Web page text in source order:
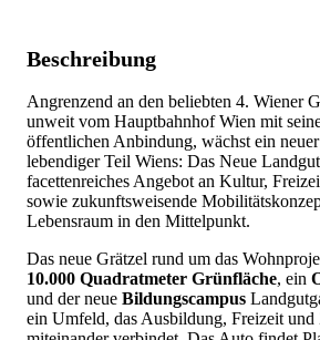
Beschreibung
Angrenzend an den beliebten 4. Wiener
unweit vom Hauptbahnhof Wien mit
öffentlichen Anbindung, wächst ein
lebendiger Teil Wiens: Das Neue
facettenreiches Angebot an Kultur,
sowie zukunftsweisende
Lebensraum in den Mittelpunkt.
Das neue Grätzel rund um das
10.000 Quadratmeter Grünfläche, ein
und der neue Bildungscampus
ein Umfeld, das Ausbildung, Freizeit und